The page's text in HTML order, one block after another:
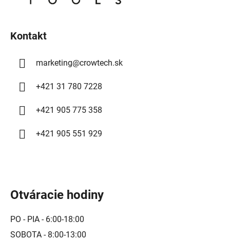
Kontakt
marketing@crowtech.sk
+421 31 780 7228
+421 905 775 358
+421 905 551 929
Otváracie hodiny
PO - PIA - 6:00-18:00
SOBOTA - 8:00-13:00